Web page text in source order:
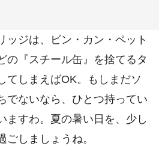
ッジは、ビン・カン・ペット
の『スチール缶』を捨てるタ
てしまえばOK。もしまだソ
でないなら、ひとつ持ってい
ますわ。夏の暑い日を、少し
ごしましょうね。